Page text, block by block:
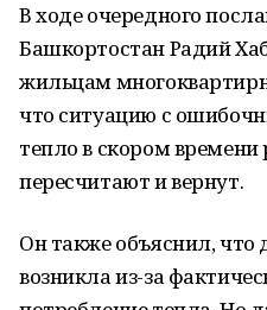
В ходе очередного
Башкортостан Радий
жильцам
что ситуацию с
тепло в скором
пересчитают и вернут.
Он также объяснил, что
возникла из-за